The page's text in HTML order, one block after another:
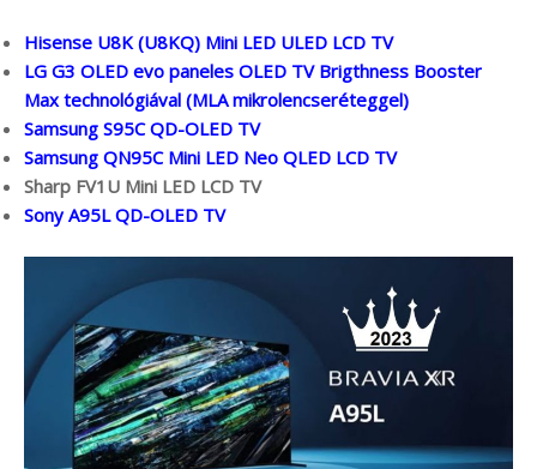
Hisense U8K (U8KQ) Mini LED ULED LCD TV
LG G3 OLED evo paneles OLED TV Brigthness Booster
Max technológiával (MLA mikrolencseréteggel)
Samsung S95C QD-OLED TV
Samsung QN95C Mini LED Neo QLED LCD TV
Sharp FV1U Mini LED LCD TV
Sony A95L QD-OLED TV